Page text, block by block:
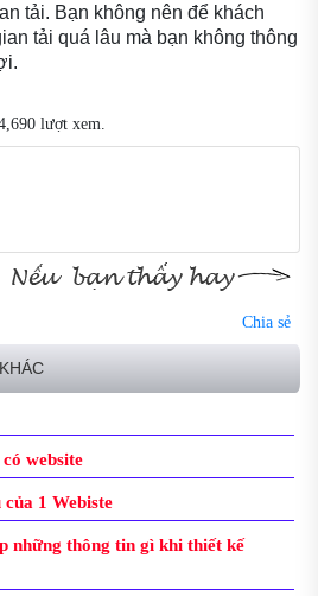
tải. Bạn không nên để khách
tải quá lâu mà bạn không thông
lượt xem.
Chia sẻ
website
1 Webiste
những thông tin gì khi thiết kế